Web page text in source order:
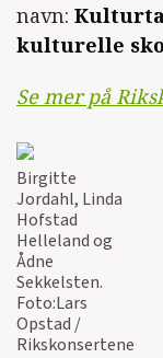
navn:
kulturelle
Se mer på
Birgitte
Jordahl, Linda
Hofstad
Helleland og
Ådne
Sekkelsten.
Foto:Lars
Opstad /
Rikskonsertene